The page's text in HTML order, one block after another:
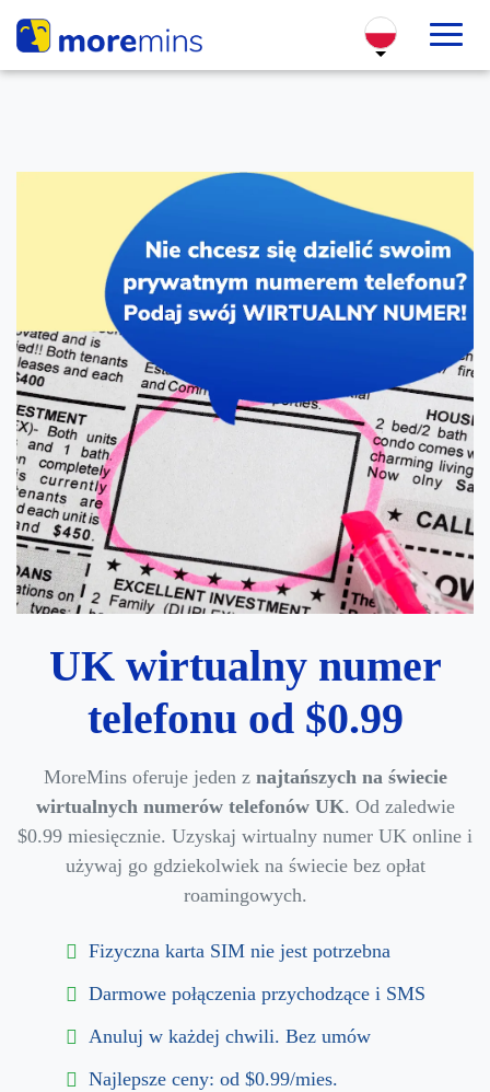
UK wirtualny numer
telefonu od $0.99
MoreMins oferuje jeden z najtańszych na świecie
wirtualnych numerów telefonów UK. Od zaledwie
$0.99 miesięcznie. Uzyskaj wirtualny numer UK online i
używaj go gdziekolwiek na świecie bez opłat
roamingowych.
Fizyczna karta SIM nie jest potrzebna
Darmowe połączenia przychodzące i SMS
Anuluj w każdej chwili. Bez umów
Najlepsze ceny: od $0.99/mies.